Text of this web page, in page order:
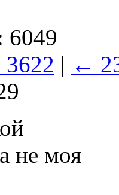
6049
| ←
не моя